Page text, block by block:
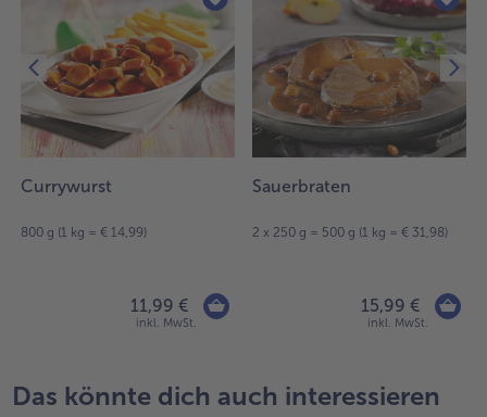
Currywurst
800 g (1 kg = € 14,99)
11,99 €
inkl. MwSt.
Sauerbraten
2 x 250 g = 500 g (1 kg = € 31,98)
15,99 €
inkl. MwSt.
Das könnte dich auch interessieren